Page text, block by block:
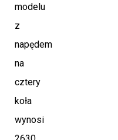
modelu
z
napędem
na
cztery
koła
wynosi